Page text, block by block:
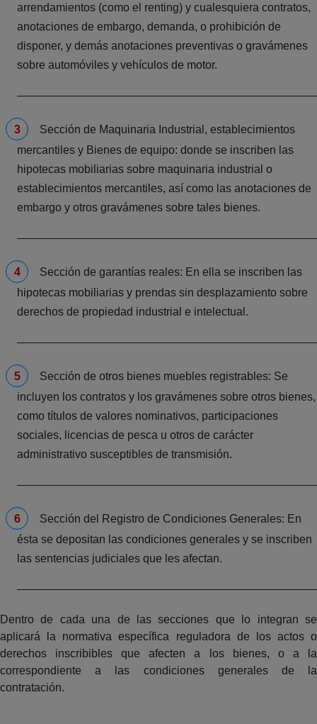
arrendamientos (como el renting) y cualesquiera contratos,
anotaciones de embargo, demanda, o prohibición de
disponer, y demás anotaciones preventivas o gravámenes
sobre automóviles y vehículos de motor.
Sección de Maquinaria Industrial, establecimientos
mercantiles y Bienes de equipo: donde se inscriben las
hipotecas mobiliarias sobre maquinaria industrial o
establecimientos mercantiles, así como las anotaciones de
embargo y otros gravámenes sobre tales bienes.
Sección de garantías reales: En ella se inscriben las
hipotecas mobiliarias y prendas sin desplazamiento sobre
derechos de propiedad industrial e intelectual.
Sección de otros bienes muebles registrables: Se
incluyen los contratos y los gravámenes sobre otros bienes,
como títulos de valores nominativos, participaciones
sociales, licencias de pesca u otros de carácter
administrativo susceptibles de transmisión.
Sección del Registro de Condiciones Generales: En
ésta se depositan las condiciones generales y se inscriben
las sentencias judiciales que les afectan.
Dentro de cada una de las secciones que lo integran se
aplicará la normativa específica reguladora de los actos o
derechos inscribibles que afecten a los bienes, o a la
correspondiente a las condiciones generales de la
contratación.